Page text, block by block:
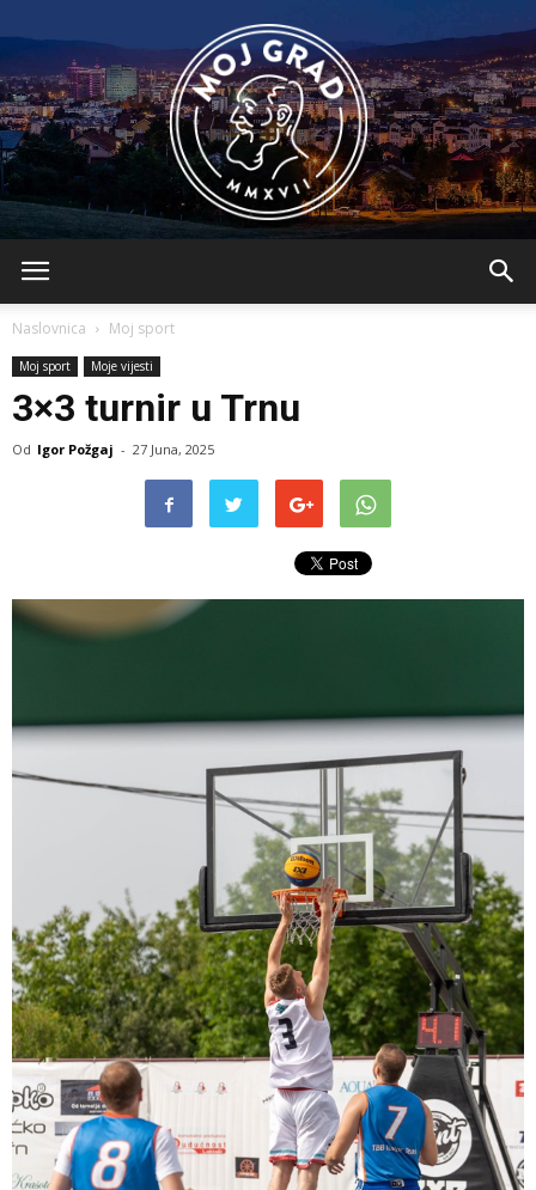
Naslovnica Moj sport
Moj sport Moje vijesti
3×3 turnir u Trnu
Od Igor Požgaj - 27 Juna, 2025